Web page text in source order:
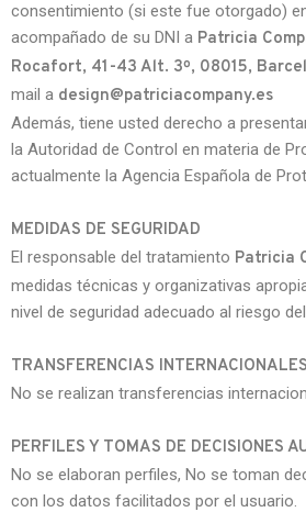
consentimiento (si este fue otorgado)
acompañado de su DNI a Patricia
Rocafort, 41-43 Alt. 3º, 08015,
mail a design@patriciacompany.es
Además, tiene usted derecho a
la Autoridad de Control en materia de
actualmente la Agencia Española de
MEDIDAS DE SEGURIDAD
El responsable del tratamiento Patricia
medidas técnicas y organizativas
nivel de seguridad adecuado al riesgo
TRANSFERENCIAS INTERNACIONALES
No se realizan transferencias
PERFILES Y TOMAS DE DECISIONES
No se elaboran perfiles, No se toman
con los datos facilitados por el usuario.